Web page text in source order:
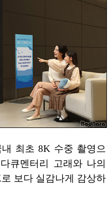
최초 8K 수중 촬영으
큐멘터리 고래와 나의
보다 실감나게 감상하